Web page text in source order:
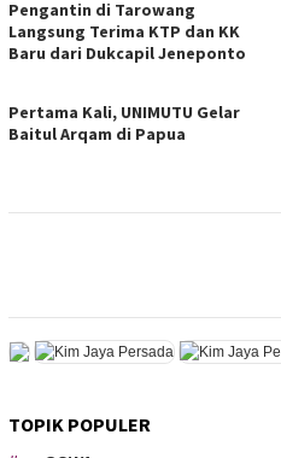
Pengantin di Tarowang
Langsung Terima KTP dan KK
Baru dari Dukcapil Jeneponto
Pertama Kali, UNIMUTU Gelar
Baitul Arqam di Papua
TOPIK POPULER